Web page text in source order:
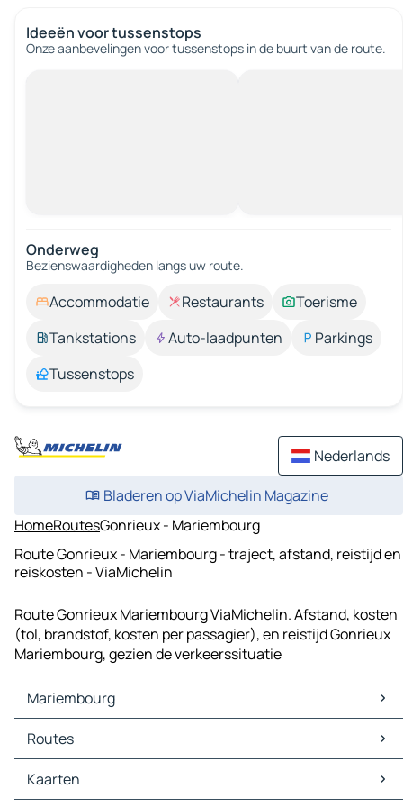
Ideeën voor tussenstops
Onze aanbevelingen voor tussenstops in de buurt van de route.
Onderweg
Bezienswaardigheden langs uw route.
Accommodatie Restaurants
Toerisme
Tankstations
Auto-laadpunten
Parkings
Tussenstops
Nederlands
Bladeren op ViaMichelin Magazine
HomeRoutesGonrieux - Mariembourg
Route Gonrieux - Mariembourg - traject, afstand, reistijd en
reiskosten - ViaMichelin
Route Gonrieux Mariembourg ViaMichelin. Afstand, kosten
(tol, brandstof, kosten per passagier), en reistijd Gonrieux
Mariembourg, gezien de verkeerssituatie
Mariembourg
Mariembourg Kaarten
Mariembourg Verkeer
Mariembourg Hotels
Mariembourg Restaurants
Routes
Routes Mariembourg - Philippeville
Routes Mariembourg - Couvin
Kaarten